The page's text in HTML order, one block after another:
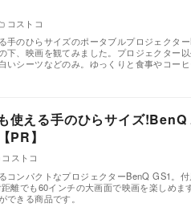
コストコ
手のひらサイズのポータブルプロジェクタ
下、映画を観てみました。プロジェクター
いシーツなどのみ。ゆっくりと食事やコー
使える手のひらサイズ
PR】
コストコ
コンパクトなプロジェクターBenQ GS1。
離でも60インチの大画面で映画を楽しめま
できる商品です。